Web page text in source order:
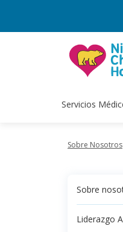
Servicios
Sobre Nosotros
Sobre
Liderazgo